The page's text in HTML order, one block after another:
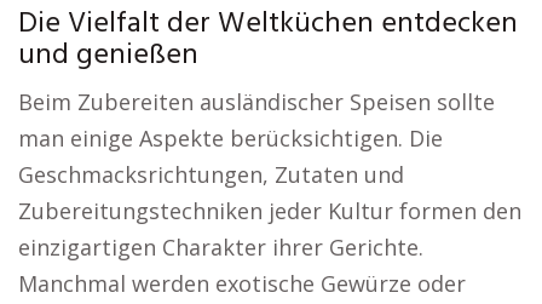
Die Vielfalt der Weltküchen entdecken
und genießen
Beim Zubereiten ausländischer Speisen sollte
man einige Aspekte berücksichtigen. Die
Geschmacksrichtungen, Zutaten und
Zubereitungstechniken jeder Kultur formen den
einzigartigen Charakter ihrer Gerichte.
Manchmal werden exotische Gewürze oder